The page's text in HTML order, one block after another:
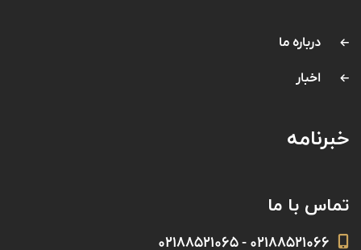
درباره ما
اخبار
خبرنامه
تماس با ما
۰۲۱۸۸۵۲۱۰۶۶ - ۰۲۱۸۸۵۲۱۰۶۵